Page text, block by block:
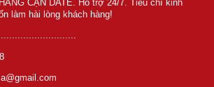
CẬN DATE. Hổ trợ 24/7. Tiêu chí kinh
làm hài lòng khách hàng!